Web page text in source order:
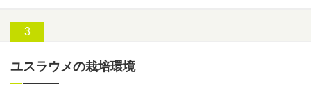
ユスラウメの栽培環境